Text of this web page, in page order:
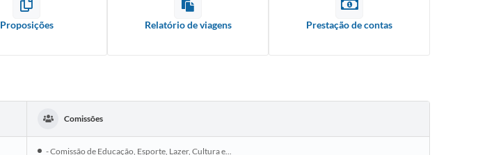
Proposições Relatório de viagens Prestação de contas
Comissões
- Comissão de Educação, Esporte, Lazer, Cultura e...